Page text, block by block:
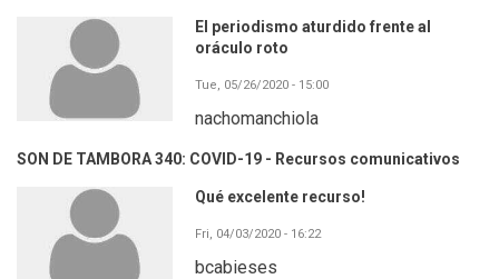
El periodismo aturdido frente al
oráculo roto
Tue, 05/26/2020 - 15:00
nachomanchiola
SON DE TAMBORA 340: COVID-19 - Recursos comunicativos
Qué excelente recurso!
Fri, 04/03/2020 - 16:22
bcabieses